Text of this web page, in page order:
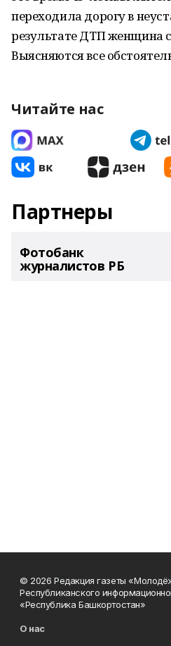
переходила дорогу в
результате ДТП женщина
Выясняются все
Читайте нас
Партнеры
Фотобанк
журналистов РБ
© 2026 Редакция газеты
Республиканского
«Республика Башкортостан»
О нас